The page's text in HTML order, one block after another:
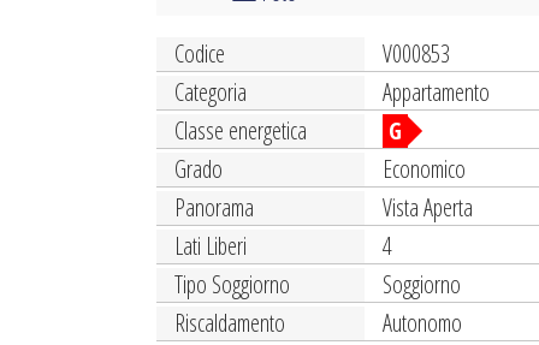
Codice
V000853
Categoria
Appartamento
Classe energetica
G
Grado
Economico
Panorama
Vista Aperta
Lati Liberi
4
Tipo Soggiorno
Soggiorno
Riscaldamento
Autonomo